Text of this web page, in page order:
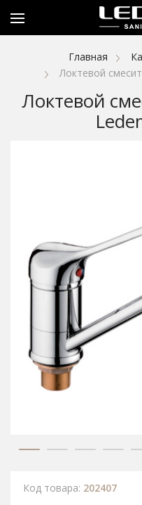
Главная
Локтевой
Локтевой
Код товара: 202407